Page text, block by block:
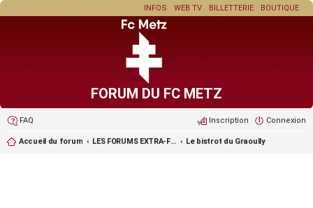
BOUTIQUE
BILLETTERIE
WEB TV
INFOS
FORUM DU FC METZ
FAQ Connexion
Inscription
Accueil du forum LES FORUMS EXTRA-FOOT ET LES JEUX Le bistrot du Graoully